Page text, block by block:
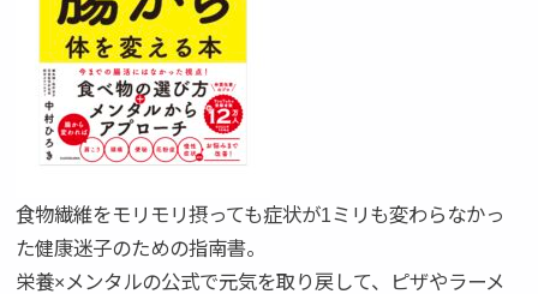
食物繊維をモリモリ摂っても症状が1ミリも変わらなかっ
た健康迷子のための指南書。
栄養×メンタルの公式で元気を取り戻して、ピザやラーメ